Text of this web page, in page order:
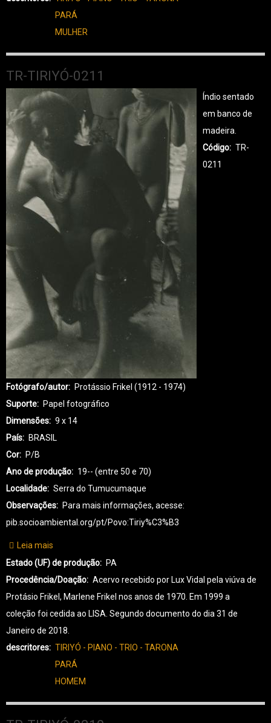
PARÁ
MULHER
TR-TIRIYÓ-0211
Índio sentado
em banco de
madeira.
Código
TR-
0211
Fotógrafo/autor
Protássio Frikel (1912 - 1974)
Suporte
Papel fotográfico
Dimensões
9 x 14
País
BRASIL
Cor
P/B
Ano de produção
19-- (entre 50 e 70)
Localidade
Serra do Tumucumaque
Observações
Para mais informações, acesse:
pib.socioambiental.org/pt/Povo:Tiriy%C3%B3
Leia mais
TR-
TIRIYÓ-0211
Estado (UF) de produção
PA
Procedência/Doação
Acervo recebido por Lux Vidal pela viúva de
Protásio Frikel, Marlene Frikel nos anos de 1970. Em 1999 a
coleção foi cedida ao LISA. Segundo documento do dia 31 de
Janeiro de 2018.
descritores
TIRIYÓ - PIANO - TRIO - TARONA
PARÁ
HOMEM